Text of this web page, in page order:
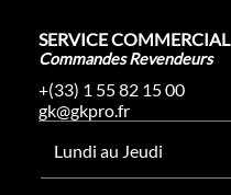
SERVICE COMMERCIAL
Commandes Revendeurs
+(33) 1 55 82 15 00
gk@gkpro.fr
Lundi au Jeudi